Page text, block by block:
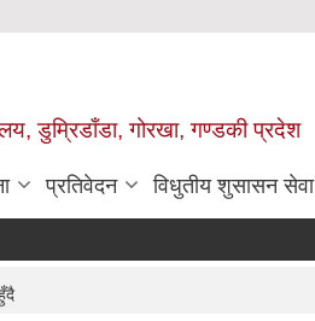
डुम्रिडाँडा, गोरखा, गण्डकी प्रदेश
प्रतिवेदन विधुतीय शुसासन सेवा